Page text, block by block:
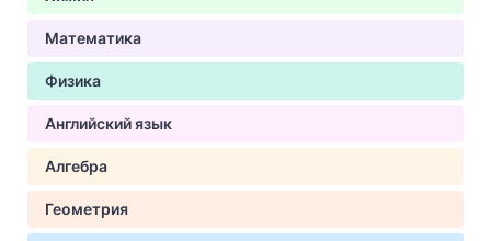
Математика
Физика
Английский язык
Алгебра
Геометрия